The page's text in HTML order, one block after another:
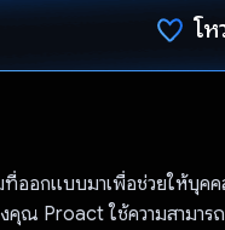
โห
อกแบบมาเพื่อช่วยให้บุคค
ณ Proact ใช้ความสามาร